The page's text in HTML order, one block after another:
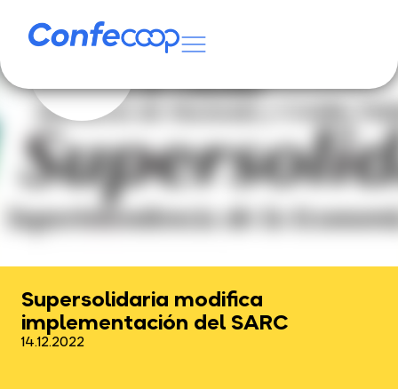
Supersolidaria modifica
implementación del SARC
14.12.2022